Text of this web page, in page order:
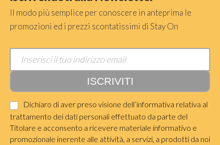
Il modo più semplice per conoscere in anteprima le
promozioni ed i prezzi scontatissimi di Stay On
Dichiaro di aver preso visione dell’informativa relativa al
trattamento dei dati personali effettuato da parte del
Titolare e acconsento a ricevere materiale informativo e
promozionale inerente alle attività, a servizi, a prodotti da noi